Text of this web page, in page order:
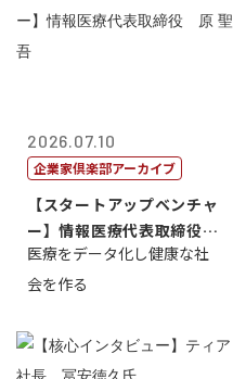
2026.07.10
企業家倶楽部アーカイブ
【スタートアップベンチャ
ー】情報医療代表取締役
原 聖吾
医療をデータ化し健康な社
会を作る